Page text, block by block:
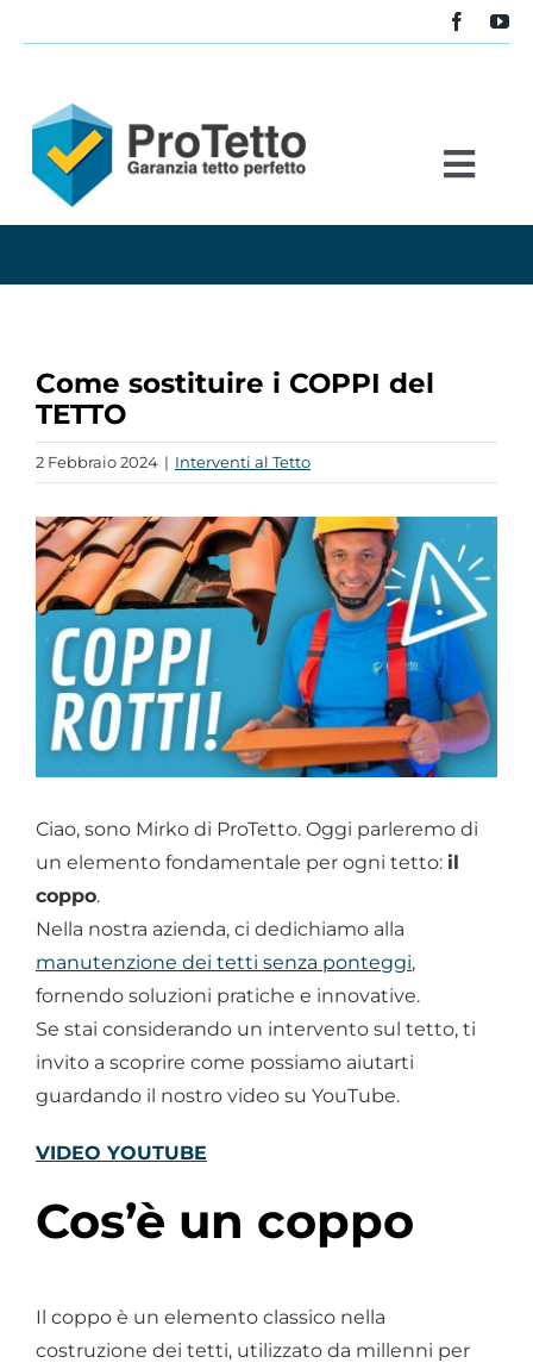
Stabile
Blog
Chi siamo
Come sostituire i COPPI del
TETTO
2 Febbraio 2024 | Interventi al Tetto
Ciao, sono Mirko di ProTetto. Oggi parleremo di
un elemento fondamentale per ogni tetto: il
coppo.
Nella nostra azienda, ci dedichiamo alla
manutenzione dei tetti senza ponteggi,
fornendo soluzioni pratiche e innovative.
Se stai considerando un intervento sul tetto, ti
invito a scoprire come possiamo aiutarti
guardando il nostro video su YouTube.
VIDEO YOUTUBE
Cos’è un coppo
Il coppo è un elemento classico nella
costruzione dei tetti, utilizzato da millenni per